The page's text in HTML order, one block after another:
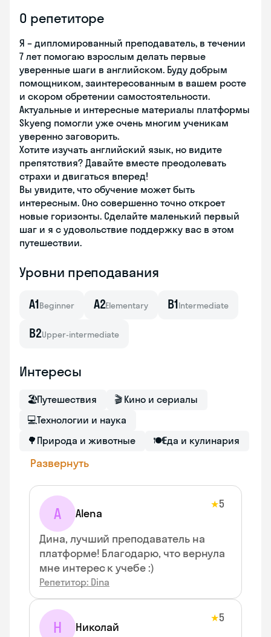
О репетиторе
Я – дипломированный преподаватель, в течении
7 лет помогаю взрослым делать первые
уверенные шаги в английском. Буду добрым
помощником, заинтересованным в вашем росте
и скором обретении самостоятельности.
Актуальные и интересные материалы платформы
Skyeng помогли уже очень многим ученикам
уверенно заговорить.
Хотите изучать английский язык, но видите
препятствия? Давайте вместе преодолевать
страхи и двигаться вперед!
Вы увидите, что обучение может быть
интересным. Оно совершенно точно откроет
новые горизонты. Сделайте маленький первый
шаг и я с удовольствие поддержку вас в этом
путешествии.
Уровни преподавания
A1Beginner A2Elementary B1Intermediate
B2Upper-intermediate
Интересы
🏖Путешествия 🎬 Кино и сериалы
💻Технологии и наука
🌳 Природа и животные 🍽Еда и кулинария
Развернуть
A Alena
★5
Дина, лучший преподаватель на
платформе! Благодарю, что вернула
мне интерес к учебе :)
Репетитор: Dina
Н Николай
★5